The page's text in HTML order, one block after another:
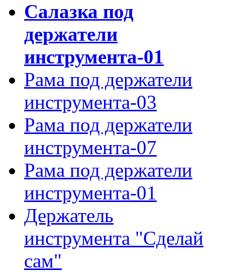
Салазка под
держатели
инструмента-01
Рама под держатели
инструмента-03
Рама под держатели
инструмента-07
Рама под держатели
инструмента-01
Держатель
инструмента "Сделай
сам"